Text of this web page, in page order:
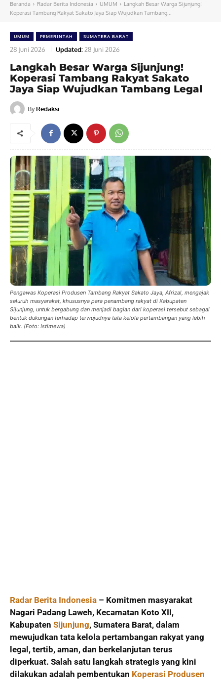
Beranda Radar Berita Indonesia UMUM
Langkah Besar Warga Sijunjung!
Koperasi Tambang Rakyat Sakato Jaya Siap Wujudkan Tambang...
UMUM PEMERINTAH SUMATERA BARAT
28 Juni 2026 Updated: 28 Juni 2026
Langkah Besar Warga Sijunjung!
Koperasi Tambang Rakyat Sakato
Jaya Siap Wujudkan Tambang Legal
By Redaksi
Pengawas Koperasi Produsen Tambang Rakyat Sakato Jaya, Afrizal, mengajak
seluruh masyarakat, khususnya para penambang rakyat di Kabupaten
Sijunjung, untuk bergabung dan menjadi bagian dari koperasi tersebut sebagai
bentuk dukungan terhadap terwujudnya tata kelola pertambangan yang lebih
baik. (Foto: Istimewa)
Radar Berita Indonesia – Komitmen masyarakat
Nagari Padang Laweh, Kecamatan Koto XII,
Kabupaten Sijunjung, Sumatera Barat, dalam
mewujudkan tata kelola pertambangan rakyat yang
legal, tertib, aman, dan berkelanjutan terus
diperkuat. Salah satu langkah strategis yang kini
dilakukan adalah pembentukan Koperasi Produsen